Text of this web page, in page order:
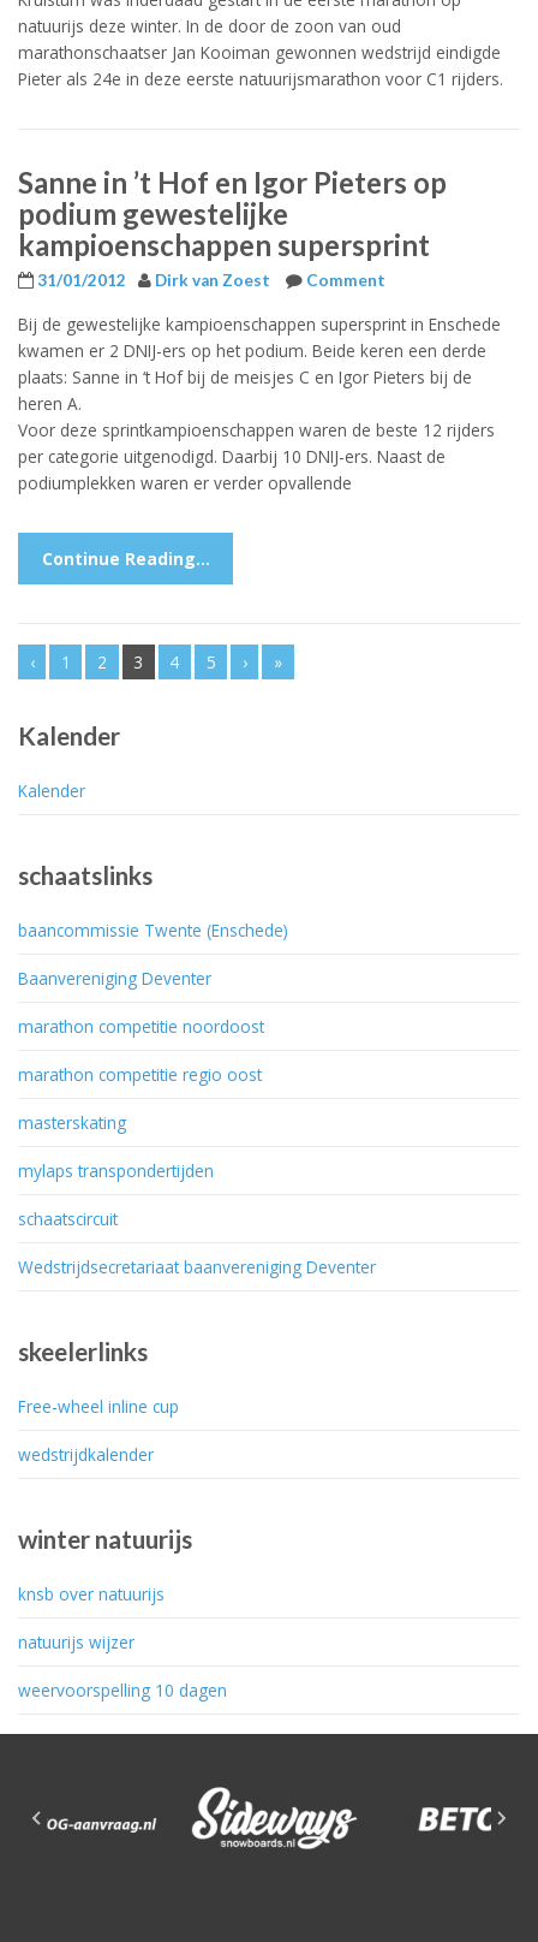
natuurijs deze winter. In de door de zoon van oud
marathonschaatser Jan Kooiman gewonnen wedstrijd eindigde
Pieter als 24e in deze eerste natuurijsmarathon voor C1 rijders.
Sanne in ’t Hof en Igor Pieters op
podium gewestelijke
kampioenschappen supersprint
31/01/2012 Dirk van Zoest Comment
Bij de gewestelijke kampioenschappen supersprint in Enschede
kwamen er 2 DNIJ-ers op het podium. Beide keren een derde
plaats: Sanne in ‘t Hof bij de meisjes C en Igor Pieters bij de
heren A.
Voor deze sprintkampioenschappen waren de beste 12 rijders
per categorie uitgenodigd. Daarbij 10 DNIJ-ers. Naast de
podiumplekken waren er verder opvallende
Continue Reading…
‹ 1 2 3 4 5 › »
Kalender
Kalender
schaatslinks
baancommissie Twente (Enschede)
Baanvereniging Deventer
marathon competitie noordoost
marathon competitie regio oost
masterskating
mylaps transpondertijden
schaatscircuit
Wedstrijdsecretariaat baanvereniging Deventer
skeelerlinks
Free-wheel inline cup
wedstrijdkalender
winter natuurijs
knsb over natuurijs
natuurijs wijzer
weervoorspelling 10 dagen